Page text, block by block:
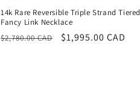
14k Rare Reversible Triple Strand Tiered
Fancy Link Necklace
Ordinarie
$2,780.00 CAD Försäljningspris
$1,995.00 CAD